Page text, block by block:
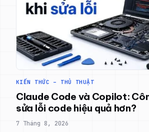
KIẾN THỨC – THỦ THUẬT
Claude Code và Copilot:
sửa lỗi code hiệu quả hơn?
7 Tháng 8, 2026